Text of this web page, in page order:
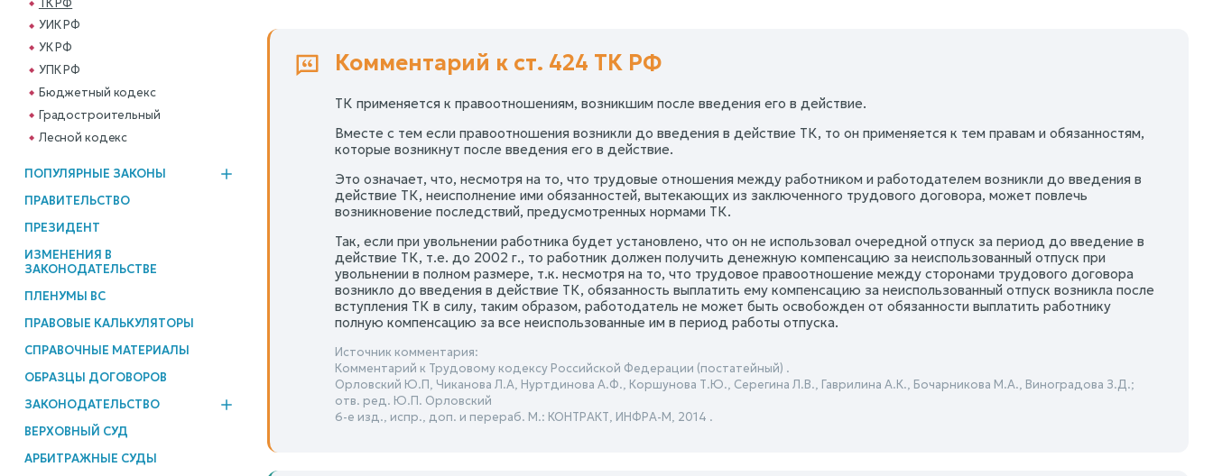
УИК РФ
УК РФ
УПК РФ
Бюджетный кодекс
Градостроительный
Лесной кодекс
ПОПУЛЯРНЫЕ ЗАКОНЫ
ПРАВИТЕЛЬСТВО
ПРЕЗИДЕНТ
ИЗМЕНЕНИЯ В
ЗАКОНОДАТЕЛЬСТВЕ
ПЛЕНУМЫ ВС
ПРАВОВЫЕ КАЛЬКУЛЯТОРЫ
СПРАВОЧНЫЕ МАТЕРИАЛЫ
ОБРАЗЦЫ ДОГОВОРОВ
ЗАКОНОДАТЕЛЬСТВО
ВЕРХОВНЫЙ СУД
АРБИТРАЖНЫЕ СУДЫ
Комментарий к ст. 424 ТК РФ
ТК применяется к правоотношениям, возникшим после введения его в действие.
Вместе с тем если правоотношения возникли до введения в действие ТК, то он применяется к тем правам и обязанностям,
которые возникнут после введения его в действие.
Это означает, что, несмотря на то, что трудовые отношения между работником и работодателем возникли до введения в
действие ТК, неисполнение ими обязанностей, вытекающих из заключенного трудового договора, может повлечь
возникновение последствий, предусмотренных нормами ТК.
Так, если при увольнении работника будет установлено, что он не использовал очередной отпуск за период до введение в
действие ТК, т.е. до 2002 г., то работник должен получить денежную компенсацию за неиспользованный отпуск при
увольнении в полном размере, т.к. несмотря на то, что трудовое правоотношение между сторонами трудового договора
возникло до введения в действие ТК, обязанность выплатить ему компенсацию за неиспользованный отпуск возникла после
вступления ТК в силу, таким образом, работодатель не может быть освобожден от обязанности выплатить работнику
полную компенсацию за все неиспользованные им в период работы отпуска.
Источник комментария:
Комментарий к Трудовому кодексу Российской Федерации (постатейный) .
Орловский Ю.П, Чиканова Л.А, Нуртдинова А.Ф., Коршунова Т.Ю., Серегина Л.В., Гаврилина А.К., Бочарникова М.А., Виноградова З.Д.;
отв. ред. Ю.П. Орловский
6-е изд., испр., доп. и перераб. М.: КОНТРАКТ, ИНФРА-М, 2014 .